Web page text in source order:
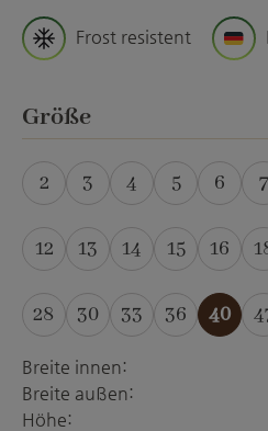
Frost resistent
Größeauswählen
2
(Diese Option ist zurzeit
3
(Diese Option ist
4
(Diese Option
5
(Diese
6 7
12 13 14 15 16
28 30 33 36 40
Breite innen:
Breite außen:
Höhe: